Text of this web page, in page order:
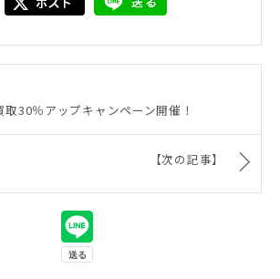
30％アップキャンペーン開催！
【次の記事】